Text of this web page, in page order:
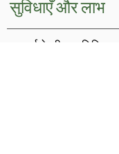
सुविधाएँ और लाभ